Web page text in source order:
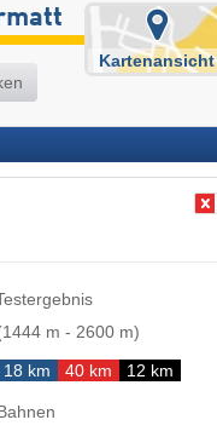
Kartenansicht
1444 m - 2600 m)
18 km 40 km 12 km